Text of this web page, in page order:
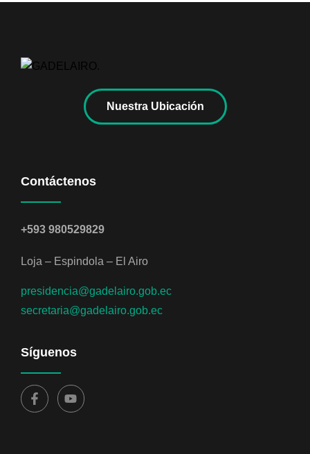
Nuestra Ubicación
Contáctenos
+593 980529829
Loja – Espindola – El Airo
presidencia@gadelairo.gob.ec
secretaria@gadelairo.gob.ec
Síguenos